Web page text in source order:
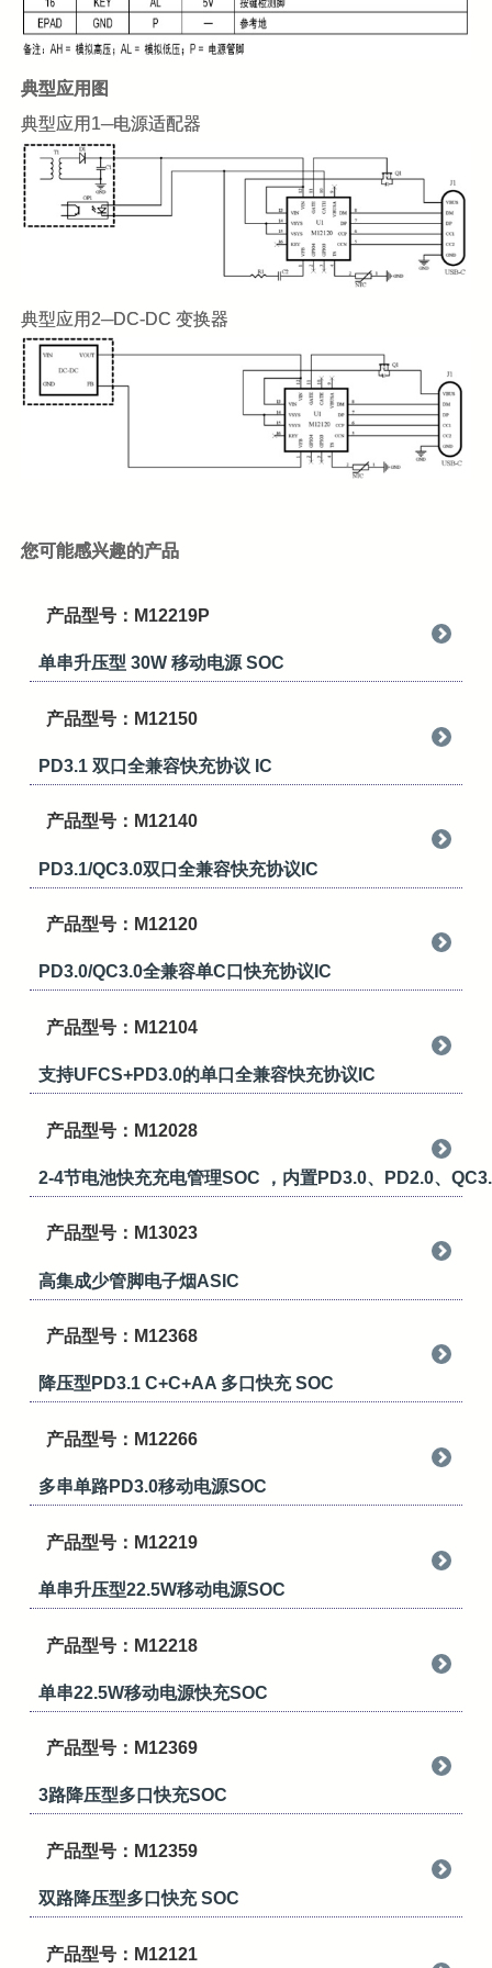
典型应用图
典型应用1─电源适配器
典型应用2─DC-DC 变换器
您可能感兴趣的产品
产品型号：M12219P
单串升压型 30W 移动电源 SOC
产品型号：M12150
PD3.1 双口全兼容快充协议 IC
产品型号：M12140
PD3.1/QC3.0双口全兼容快充协议IC
产品型号：M12120
PD3.0/QC3.0全兼容单C口快充协议IC
产品型号：M12104
支持UFCS+PD3.0的单口全兼容快充协议IC
产品型号：M12028
2-4节电池快充充电管理SOC ，内置PD3.0、PD2.0、
产品型号：M13023
高集成少管脚电子烟ASIC
产品型号：M12368
降压型PD3.1 C+C+AA 多口快充 SOC
产品型号：M12266
多串单路PD3.0移动电源SOC
产品型号：M12219
单串升压型22.5W移动电源SOC
产品型号：M12218
单串22.5W移动电源快充SOC
产品型号：M12369
3路降压型多口快充SOC
产品型号：M12359
双路降压型多口快充 SOC
产品型号：M12121